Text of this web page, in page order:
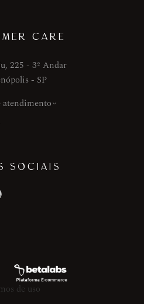
CARE
225 - 3º Andar
- SP
SOCIAIS
de uso